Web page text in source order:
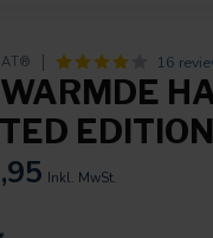
16
Inkl. MwSt.